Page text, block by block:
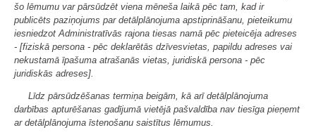
šo lēmumu var pārsūdzēt viena mēneša laikā pēc tam, kad ir
publicēts paziņojums par detālplānojuma apstiprināšanu, pieteikumu
iesniedzot Administratīvās rajona tiesas namā pēc pieteicēja adreses
- [fiziskā persona - pēc deklarētās dzīvesvietas, papildu adreses vai
nekustamā īpašuma atrašanās vietas, juridiskā persona - pēc
juridiskās adreses].
Līdz pārsūdzēšanas termiņa beigām, kā arī detālplānojuma
darbības apturēšanas gadījumā vietējā pašvaldība nav tiesīga pieņemt
ar detālplānojuma īstenošanu saistītus lēmumus.